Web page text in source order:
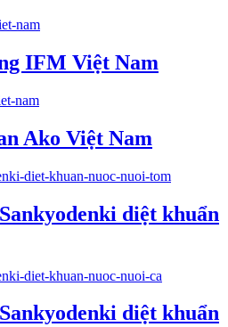
IFM Việt Nam
Ako Việt Nam
diệt khuẩn
diệt khuẩn